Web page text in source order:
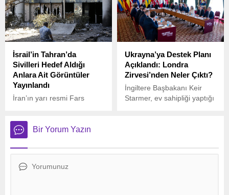
gümrük anlaşmazlığında ay
sonuna kadar bir çözüme
ulaşılabileceğini belirterek
“ihtiyatlı iyimserlik” içinde
Federal Meclis’teki bütçe
oturumunda yaptığı
konuşmada savunma
harcamaları, düzensiz göç
ve Ukrayna’ya destek
Weidel’den sert eleştiriler
aldı.
inşaat malzemelerinin
İsrail'e ihracatını kısıtlasa
bile kriz uzun sürmeyecek.
Sonuçta, iki ülke arasındaki
ifadelerine yer verdi.
İsrail’in Tahran’da
Sivilleri Hedef Aldığı
Anlara Ait Görüntüler
Yayınlandı
İran’ın yarı resmi Fars
Kudüs Meydanı’na
düzenlenen füze saldırısına
ait görüntüleri kamuoyuyla
Ukrayna’ya Destek Planı
Açıklandı: Londra
Zirvesi’nden Neler Çıktı?
İngiltere Başbakanı Keir
Starmer, ev sahipliği yaptığı
güvenliğini ve ulusal
Bir Yorum Yazın